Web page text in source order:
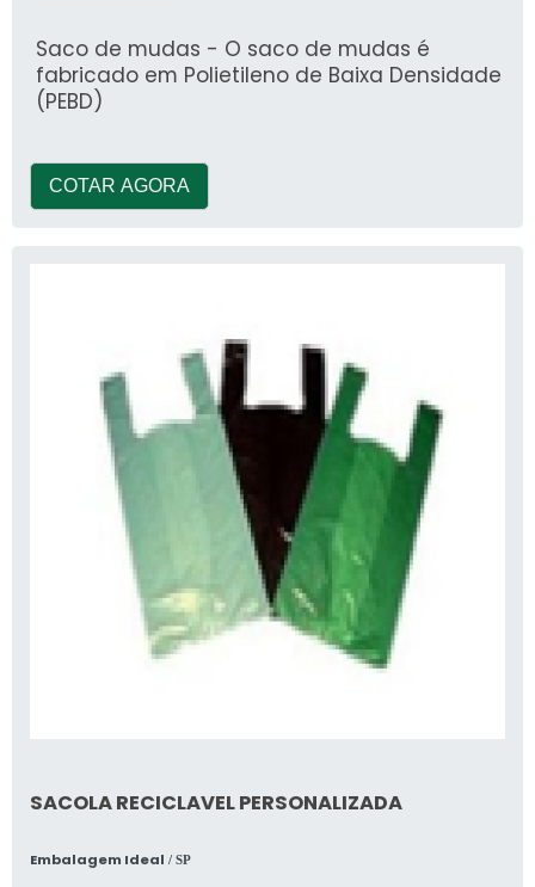
Saco de mudas - O saco de mudas é
fabricado em Polietileno de Baixa Densidade
(PEBD)
COTAR AGORA
SACOLA RECICLAVEL PERSONALIZADA
Embalagem Ideal / SP